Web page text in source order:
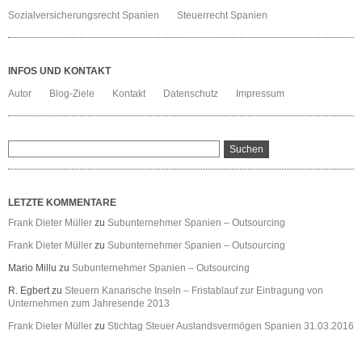
Sozialversicherungsrecht Spanien
Steuerrecht Spanien
INFOS UND KONTAKT
Autor
Blog-Ziele Kontakt Datenschutz Impressum
LETZTE KOMMENTARE
Frank Dieter Müller zu Subunternehmer Spanien – Outsourcing
Frank Dieter Müller zu Subunternehmer Spanien – Outsourcing
Mario Millu zu Subunternehmer Spanien – Outsourcing
R. Egbertzu Steuern Kanarische Inseln – Fristablauf zur Eintragung von
Unternehmen zum Jahresende 2013
Frank Dieter Müller zu Stichtag Steuer Auslandsvermögen Spanien 31.03.2016